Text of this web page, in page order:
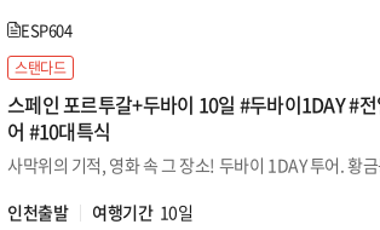
ESP604
스탠다드
스페인 포르투갈+두바이 10일 #두바이1DAY #전일정4성
어 #10대특식
인천출발
여행기간 10일